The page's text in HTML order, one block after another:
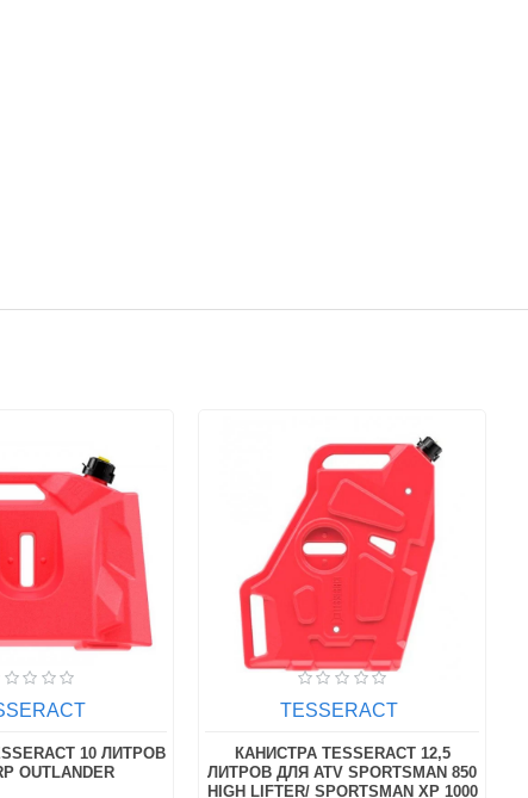
20 ЛИТРОВ
TESSERACT
КАНИСТРА TESSERACT 20 ЛИТРОВ
ДЛЯ UTV RZR PRO 1000